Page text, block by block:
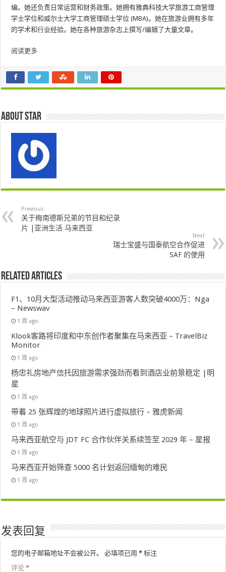
编。她还负责日常运营和财务政策。她拥有雅典科技大学旅游工商管理
学士学位和威尔士大学工商管理硕士学位 (MBA)。她在旅游业拥有多年​​
的学术和行业经验。她在各种旅游杂志上撰写/编辑了大量文章。
阅读更多
About star
Previous
关于梅南德斯兄弟的节目和纪录
片 |亚洲生活 马来西亚
Next
瑞士宝盛与国泰航空合作促进
SAF 的使用
Related Articles
F1、10月大型活动推动马来西亚游客人数突破4000万：Nga
– Newswav
1 周 ago
Klook客路将印度和中东创作者聚集在马来西亚 – TravelBiz
Monitor
1 周 ago
杨忠礼房地产信托因旅游需求强劲而看到酒店业前景稳定 |明
星
1 周 ago
带着 25 张辉煌的地球照片进行虚拟旅行 – 雅虎新闻
1 周 ago
马来西亚航空与 JDT FC 合作伙伴关系续签至 2029 年 – 星报
1 周 ago
马来西亚开始筛查 5000 名计划返回缅甸的难民
1 周 ago
发表回复
您的电子邮箱地址不会被公开。 必填项已用* 标注
评论*